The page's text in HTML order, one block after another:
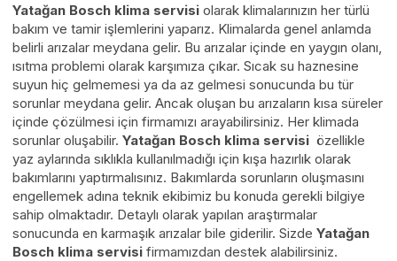
Yatağan Bosch klima servisi olarak klimalarınızın her türlü
bakım ve tamir işlemlerini yaparız. Klimalarda genel anlamda
belirli arızalar meydana gelir. Bu arızalar içinde en yaygın olanı,
ısıtma problemi olarak karşımıza çıkar. Sıcak su haznesine
suyun hiç gelmemesi ya da az gelmesi sonucunda bu tür
sorunlar meydana gelir. Ancak oluşan bu arızaların kısa süreler
içinde çözülmesi için firmamızı arayabilirsiniz. Her klimada
sorunlar oluşabilir. Yatağan Bosch klima servisi özellikle
yaz aylarında sıklıkla kullanılmadığı için kışa hazırlık olarak
bakımlarını yaptırmalısınız. Bakımlarda sorunların oluşmasını
engellemek adına teknik ekibimiz bu konuda gerekli bilgiye
sahip olmaktadır. Detaylı olarak yapılan araştırmalar
sonucunda en karmaşık arızalar bile giderilir. Sizde Yatağan
Bosch klima servisi firmamızdan destek alabilirsiniz.